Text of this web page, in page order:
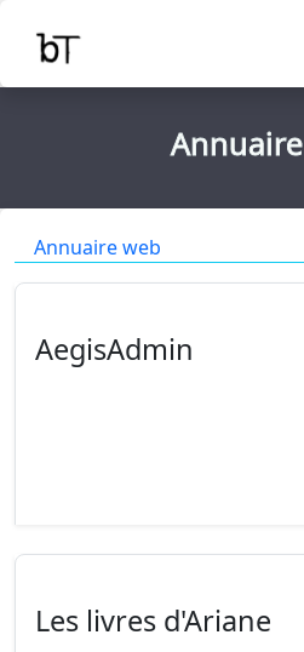
Annuaire web
AegisAdmin
Les livres d'Ariane